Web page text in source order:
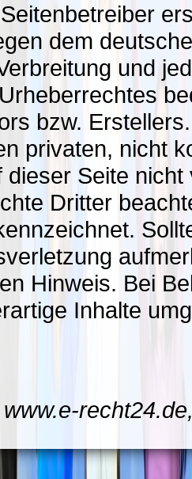
dem
und
bzw.
privaten, nicht
dieser Seite
Dritter
Hinweis. Bei
Inhalte
www.e-